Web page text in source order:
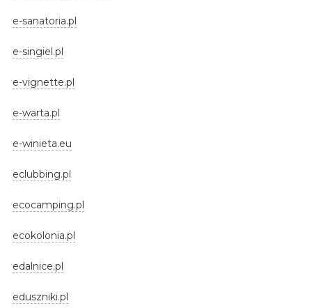
e-sanatoria.pl
e-singiel.pl
e-vignette.pl
e-warta.pl
e-winieta.eu
eclubbing.pl
ecocamping.pl
ecokolonia.pl
edalnice.pl
eduszniki.pl